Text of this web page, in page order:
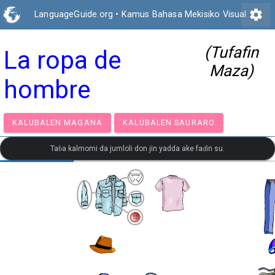
LanguageGuide.org • Kamus Bahasa Mekisiko Visual settings
La ropa de
hombre
(Tufafin
Maza)
KALUBALEN MAGANA KALUBALEN SAURARO
Taɓa kalmomi da jumloli don jin yadda ake faɗin su.